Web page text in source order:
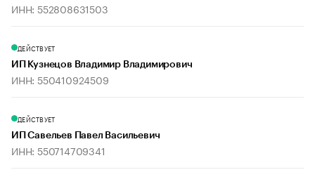
ИНН: 552808631503
ДЕЙСТВУЕТ
ИП Кузнецов Владимир Владимирович
ИНН: 550410924509
ДЕЙСТВУЕТ
ИП Савельев Павел Васильевич
ИНН: 550714709341